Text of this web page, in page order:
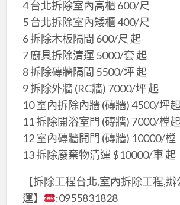
4 台北拆除室內高櫃 600/尺
5 台北拆除室內矮櫃 400/尺
6 拆除木板隔間 600/尺 起
7 廚具拆除清運 5000/套 起
8 拆除磚牆隔間 5500/坪 起
9 拆除外牆 (RC牆) 7000/坪 起
10 室內拆除內牆 (磚牆) 4500/坪起
11 拆除開浴室門 (磚牆) 7000/樘起
12 室內磚牆開門 (磚牆) 10000/樘
13 拆除廢棄物清運 $10000/車 起
【拆除工程台北,室內拆除工程,
運】
:0955831828